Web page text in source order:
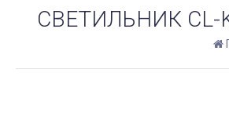
СВЕТИЛЬНИК CL-